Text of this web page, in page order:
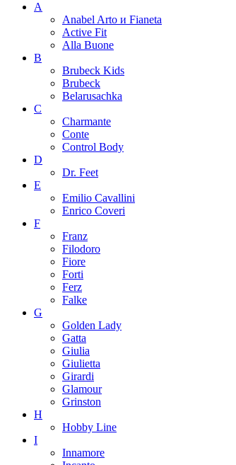
A
Anabel Arto и Fianeta
Active Fit
Alla Buone
B
Brubeck Kids
Brubeck
Belarusachka
C
Charmante
Conte
Control Body
D
Dr. Feet
E
Emilio Cavallini
Enrico Coveri
F
Franz
Filodoro
Fiore
Forti
Ferz
Falke
G
Golden Lady
Gatta
Giulia
Giulietta
Girardi
Glamour
Grinston
H
Hobby Line
I
Innamore